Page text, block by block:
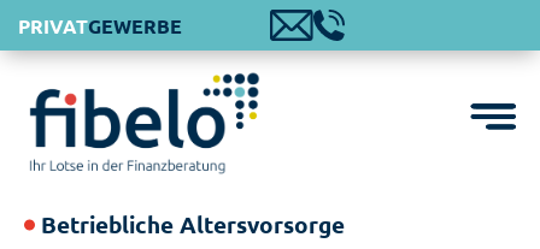
PRIVATGEWERBE
Betriebliche Altersvorsorge